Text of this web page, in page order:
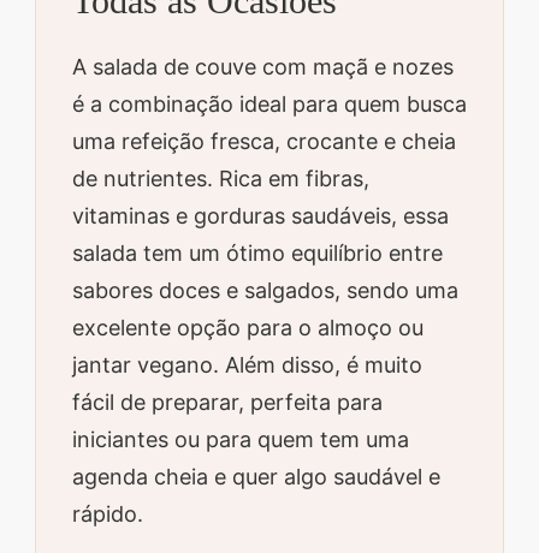
A salada de couve com maçã e nozes
é a combinação ideal para quem busca
uma refeição fresca, crocante e cheia
de nutrientes. Rica em fibras,
vitaminas e gorduras saudáveis, essa
salada tem um ótimo equilíbrio entre
sabores doces e salgados, sendo uma
excelente opção para o almoço ou
jantar vegano. Além disso, é muito
fácil de preparar, perfeita para
iniciantes ou para quem tem uma
agenda cheia e quer algo saudável e
rápido.